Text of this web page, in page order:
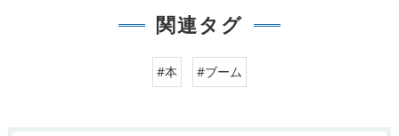
関連タグ
#本 #ブーム